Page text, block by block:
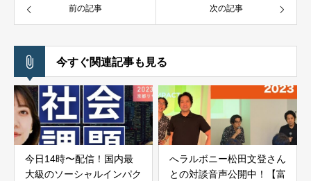
前の記事 次の記事
今すぐ関連記事も見る
今日14時〜配信！国内最
大級のソーシャルインパク
へラルボニー松田文登さん
との対談音声公開中！【富